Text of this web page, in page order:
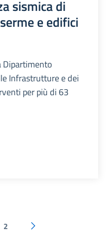
sismica di
e edifici
Dipartimento
Infrastrutture e dei
per più di 63
2